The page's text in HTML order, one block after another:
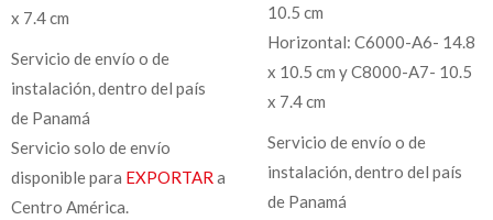
x 7.4 cm
Servicio de envío o de
instalación, dentro del país
de Panamá
Servicio solo de envío
disponible para EXPORTAR a
Centro América.
10.5 cm
Horizontal: C6000-A6- 14.8
x 10.5 cm y C8000-A7- 10.5
x 7.4 cm
Servicio de envío o de
instalación, dentro del país
de Panamá